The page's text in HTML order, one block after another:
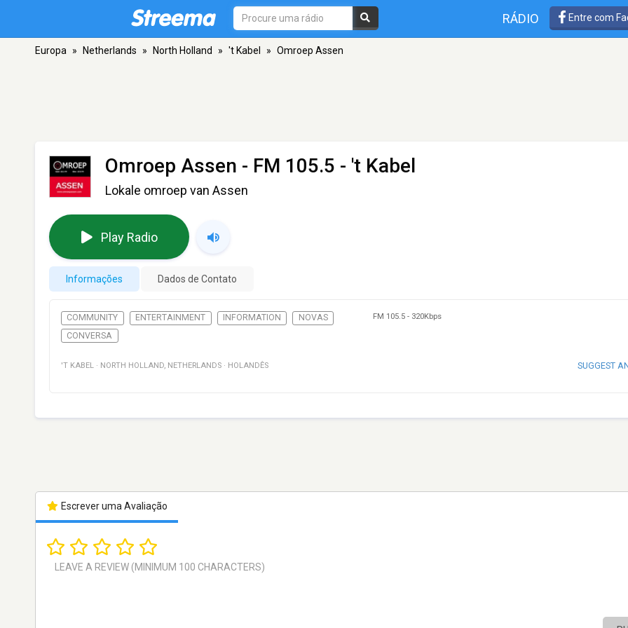
RÁDIO Entre com
Europa » Netherlands » North Holland » 't Kabel » Omroep Assen
Omroep Assen - FM 105.5 - 't Kabel
Lokale omroep van Assen
Play Radio
Informações Dados de Contato
COMMUNITY ENTERTAINMENT INFORMATION
NOVAS
CONVERSA
FM 105.5 - 320Kbps
'T KABEL · NORTH HOLLAND, NETHERLANDS · HOLANDÊS SUGGEST
Escrever uma Avaliação